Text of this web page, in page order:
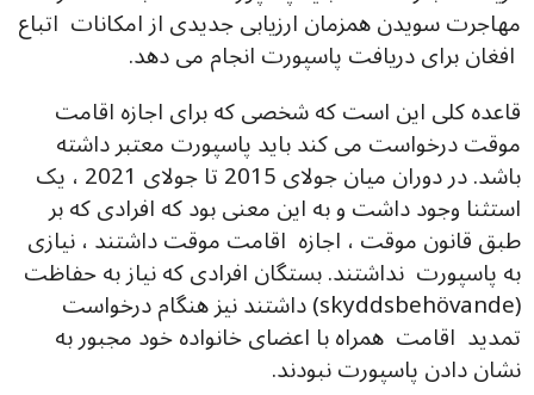
مهاجرت سویدن همزمان ارزیابی جدیدی از امکانات اتباع
افغان برای دریافت پاسپورت انجام می دهد.
قاعده کلی این است که شخصی که برای اجازه اقامت
موقت درخواست می کند باید پاسپورت معتبر داشته
باشد. در دوران میان جولای 2015 تا جولای 2021 ، یک
استثنا وجود داشت و به این معنی بود که افرادی که بر
طبق قانون موقت ، اجازه اقامت موقت داشتند ، نیازی
به پاسپورت نداشتند. بستگان افرادی که نیاز به حفاظت
(skyddsbehövande) داشتند نیز هنگام درخواست
تمدید اقامت همراه با اعضای خانواده خود مجبور به
نشان دادن پاسپورت نبودند.